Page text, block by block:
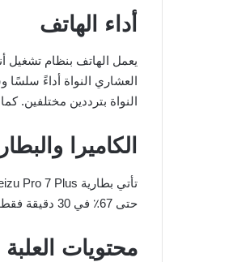
أداء الهاتف
النواة بترددين مختلفين. كما يتوفر
الكاميرا
حتى 67٪ في 30 دقيقة فقط.
محتويات العلبة